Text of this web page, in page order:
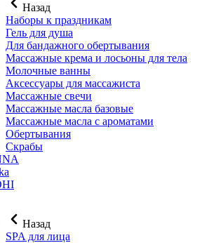
Назад
Наборы к праздникам
Гель для душа
Для бандажного обертывания
Массажные крема и лосьоны для тела
Молочные ванны
Аксессуары для массажиста
Массажные свечи
Массажные масла базовые
Массажные масла с ароматами
Обертывания
Скрабы
Назад
SPA для лица